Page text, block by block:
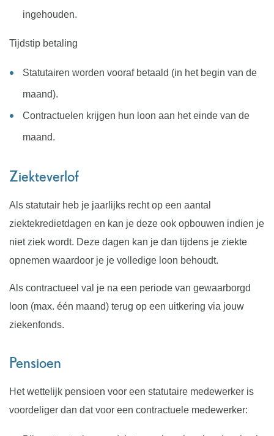
ingehouden.
Tijdstip betaling
Statutairen worden vooraf betaald (in het begin van de
maand).
Contractuelen krijgen hun loon aan het einde van de
maand.
Ziekteverlof
Als statutair heb je jaarlijks recht op een aantal
ziektekredietdagen en kan je deze ook opbouwen indien je
niet ziek wordt. Deze dagen kan je dan tijdens je ziekte
opnemen waardoor je je volledige loon behoudt.
Als contractueel val je na een periode van gewaarborgd
loon (max. één maand) terug op een uitkering via jouw
ziekenfonds.
Pensioen
Het wettelijk pensioen voor een statutaire medewerker is
voordeliger dan dat voor een contractuele medewerker: